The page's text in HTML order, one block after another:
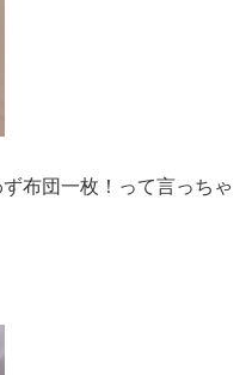
布団一枚！って言っちゃ